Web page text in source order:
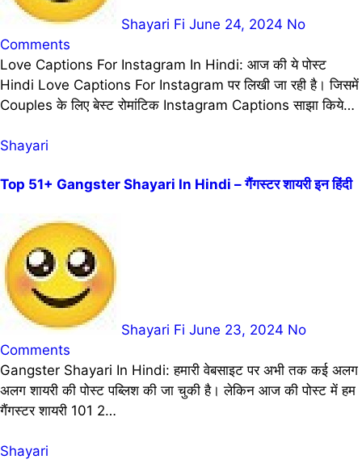
Shayari Fi June 24, 2024 No
Comments
Love Captions For Instagram In Hindi: आज की ये पोस्ट
Hindi Love Captions For Instagram पर लिखी जा रही है। जिसमें
Couples के लिए बेस्ट रोमांटिक Instagram Captions साझा किये…
Shayari
Top 51+ Gangster Shayari In Hindi – गैंगस्टर शायरी इन हिंदी
Shayari Fi June 23, 2024 No
Comments
Gangster Shayari In Hindi: हमारी वेबसाइट पर अभी तक कई अलग
अलग शायरी की पोस्ट पब्लिश की जा चुकी है। लेकिन आज की पोस्ट में हम
गैंगस्टर शायरी 101 2…
Shayari